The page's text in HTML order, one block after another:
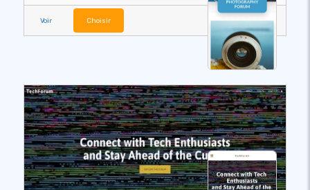
Voir Choisir